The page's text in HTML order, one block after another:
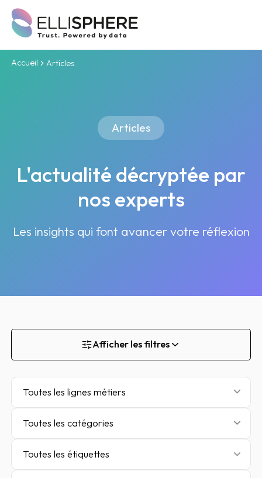
Accueil Articles
Articles
L'actualité décryptée par
nos experts
Les insights qui font avancer votre réflexion
Afficher les filtres
Toutes les lignes métiers
Toutes les catégories
Toutes les étiquettes